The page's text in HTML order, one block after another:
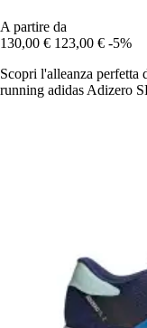
A partire da
130,00 € 123,00 € -5%
Scopri l'alleanza perfetta
running adidas Adizero